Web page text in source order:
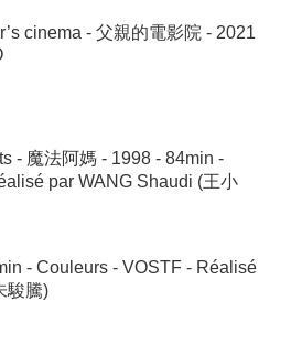
cinema - 父親的電影院 - 2021
- 魔法阿媽 - 1998 - 84min -
par WANG Shaudi (王小
- Couleurs - VOSTF - Réalisé
駿騰)